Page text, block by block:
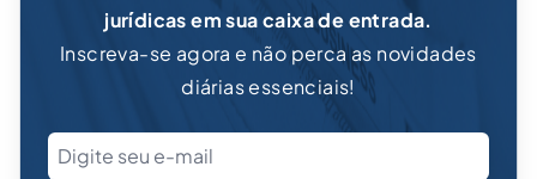
jurídicas em sua caixa de entrada.
Inscreva-se agora e não perca as novidades
diárias essenciais!